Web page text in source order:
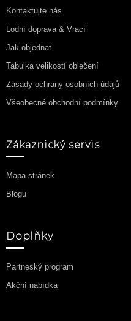
Kontaktujte nás
Lodní doprava & Vrací
Jak objednat
Tabulka velikostí oblečení
Zásady ochrany osobních údajů
Všeobecné obchodní podmínky
Zákaznický servis
Mapa stránek
Blogu
Doplňky
Partneský program
Akční nabídka